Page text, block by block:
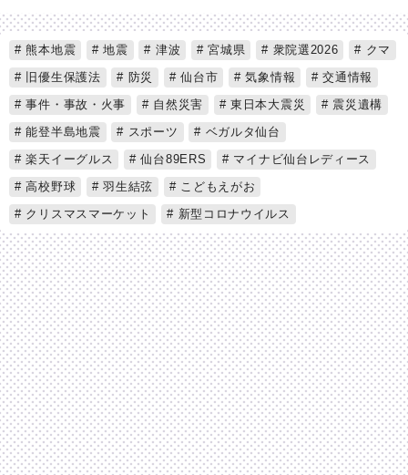
熊本地震 地震 津波 宮城県 衆院選2026
クマ
旧優生保護法
防災 仙台市 気象情報
交通情報
事件・事故・火事
自然災害 東日本大震災
震災遺構
能登半島地震
スポーツ
ベガルタ仙台
楽天イーグルス
仙台89ERS
マイナビ仙台レディース
高校野球
羽生結弦
こどもえがお
クリスマスマーケット
新型コロナウイルス